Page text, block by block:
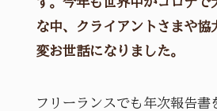
す。今年も世界中がコロナで
な中、クライアントさまや協
変お世話になりました。
フリーランスでも年次報告書